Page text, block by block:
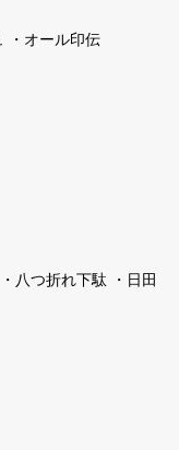
・オール印伝
・八つ折れ下駄
・日田